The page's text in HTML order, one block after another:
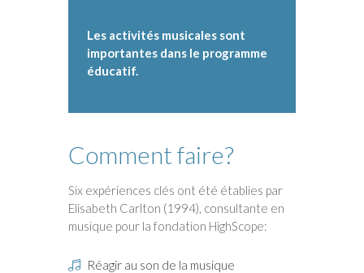
Les activités musicales sont
importantes dans le programme
éducatif.
Comment faire?
Six expériences clés ont été établies par
Elisabeth Carlton (1994), consultante en
musique pour la fondation HighScope:
Réagir au son de la musique